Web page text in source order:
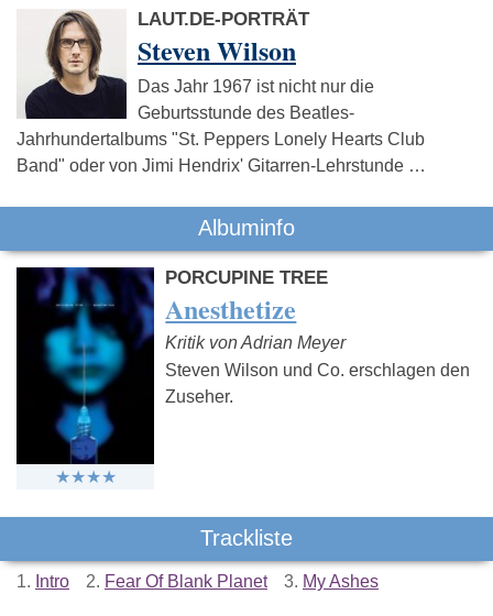
LAUT.DE-PORTRÄT
Steven Wilson
Das Jahr 1967 ist nicht nur die
Geburtsstunde des Beatles-
Jahrhundertalbums "St. Peppers Lonely Hearts Club
Band" oder von Jimi Hendrix' Gitarren-Lehrstunde …
Albuminfo
PORCUPINE TREE
Anesthetize
Kritik von Adrian Meyer
Steven Wilson und Co. erschlagen den
Zuseher.
Trackliste
1. Intro 2. Fear Of Blank Planet 3. My Ashes